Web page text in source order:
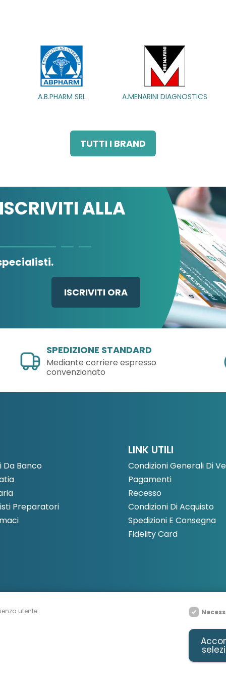
A.B.PHARM SRL A.MENARINI DIAGNOSTICS
A.B.PHARM SRL A.MENARINI DIAGNOSTICS
TUTTI I BRAND
ISCRIVITI ALLA
ISCRIVITI ORA
SPEDIZIONE STANDARD
Mediante corriere espresso
convenzionato
Da Banco
Preparatori
LINK UTILI
Condizioni Generali Di
Pagamenti
Recesso
Condizioni Di Acquisto
Spedizioni E Consegna
Fidelity Card
utente.
Reserved Farmacia Merati - P.IVA e C.F. 11445820969 - Designed &